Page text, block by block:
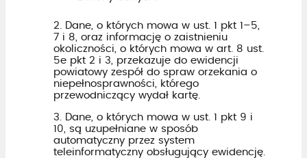
2. Dane, o których mowa w ust. 1 pkt 1–5,
7 i 8, oraz informację o zaistnieniu
okoliczności, o których mowa w art. 8 ust.
5e pkt 2 i 3, przekazuje do ewidencji
powiatowy zespół do spraw orzekania o
niepełnosprawności, którego
przewodniczący wydał kartę.
3. Dane, o których mowa w ust. 1 pkt 9 i
10, są uzupełniane w sposób
automatyczny przez system
teleinformatyczny obsługujący ewidencję.